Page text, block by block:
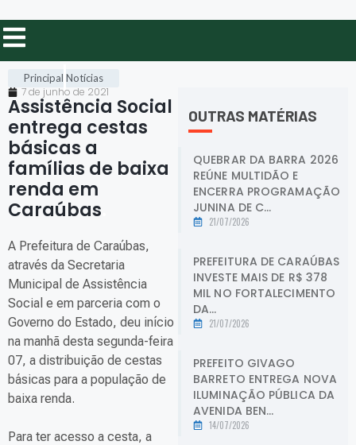
Principal Notícias
7 de junho de 2021
Assistência Social
entrega cestas
básicas a
famílias de baixa
renda em
Caraúbas
A Prefeitura de Caraúbas,
através da Secretaria
Municipal de Assistência
Social e em parceria com o
Governo do Estado, deu início
na manhã desta segunda-feira
07, a distribuição de cestas
básicas para a população de
baixa renda.
Para ter acesso a cesta, a
OUTRAS MATÉRIAS
QUEBRAR DA BARRA 2026
REÚNE MULTIDÃO E
ENCERRA PROGRAMAÇÃO
JUNINA DE C...
21/07/2026
PREFEITURA DE CARAÚBAS
INVESTE MAIS DE R$ 378
MIL NO FORTALECIMENTO
DA...
21/07/2026
PREFEITO GIVAGO
BARRETO ENTREGA NOVA
ILUMINAÇÃO PÚBLICA DA
AVENIDA BEN...
14/07/2026